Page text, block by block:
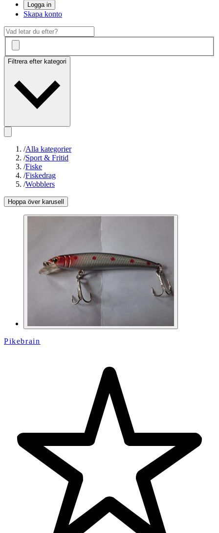
Logga in
Skapa konto
Filtrera efter kategori
/Alla kategorier
/Sport & Fritid
/Fiske
/Fiskedrag
/Wobblers
Hoppa över karusell
Pikebrain